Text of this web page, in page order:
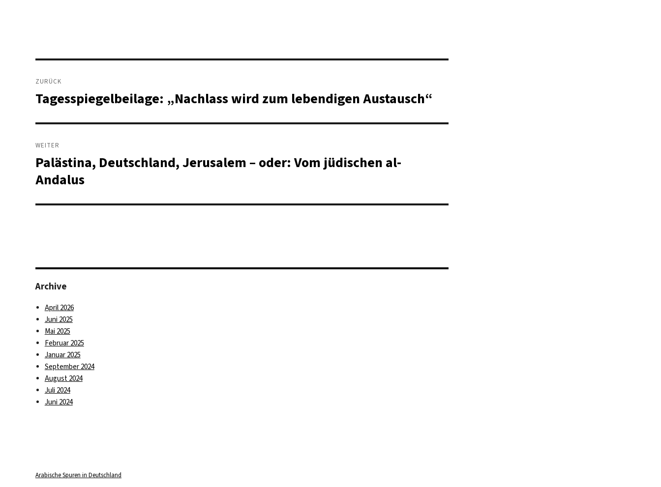
Beitragsnavigation
ZURÜCK
Vorheriger
Beitrag:
Tagesspiegelbeilage: „Nachlass wird zum lebendigen Austausch“
WEITER
Nächster
Beitrag:
Palästina, Deutschland, Jerusalem – oder: Vom jüdischen al-
Andalus
Archive
April 2026
Juni 2025
Mai 2025
Februar 2025
Januar 2025
September 2024
August 2024
Juli 2024
Juni 2024
Arabische Spuren in Deutschland